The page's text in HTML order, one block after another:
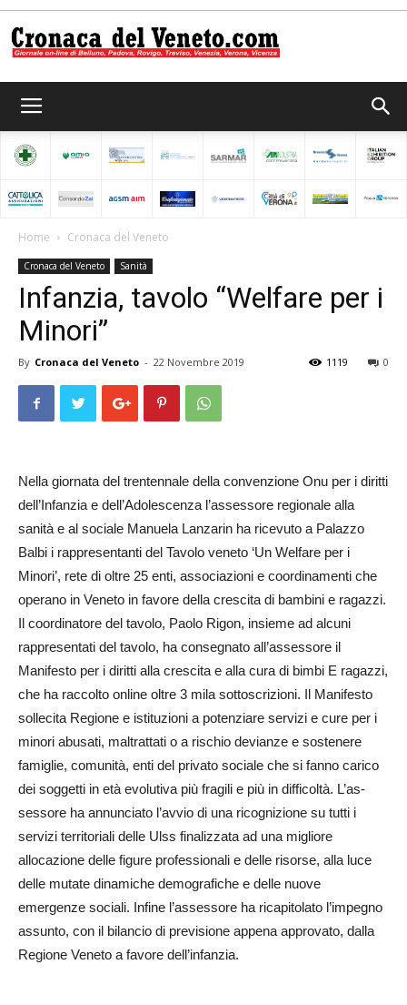
del
Home Cronaca del Veneto
Cronaca del Veneto Sanità
Infanzia, tavolo “Welfare per i
Minori”
By Cronaca del Veneto - 22 Novembre 2019 0
1119
Nella giornata del trentennale della convenzione Onu per i diritti
dell’Infanzia e dell’Adole­scenza l’assessore regionale alla
sanità e al sociale Ma­nuela Lanzarin ha ricevuto a Palazzo
Balbi i rappresentanti del Tavolo veneto ‘Un Welfare per i
Minori’, rete di oltre 25 enti, associazioni e coordinamenti che
operano in Veneto in favore della crescita di bambini e ragazzi.
Il coordinatore del tavolo, Paolo Rigon, insieme ad alcuni
rappresentati del tavolo, ha consegnato all’assessore il
Manifesto per i diritti alla crescita e alla cura di bimbi E ragazzi,
che ha raccolto online oltre 3 mila sottoscrizioni. Il Manifesto
sollecita Regione e istituzioni a potenziare servizi e cure per i
minori abusati, maltrattati o a rischio devianze e sostenere
famiglie, comunità, enti del privato sociale che si fanno carico
dei soggetti in età evolutiva più fragili e più in difficoltà. L’as­
sessore ha annunciato l’avvio di una ricognizione su tutti i
servizi territoriali delle Ulss finalizzata ad una migliore
allocazione delle figure professionali e delle risorse, alla luce
delle mutate dinamiche demografiche e delle nuove
emergenze sociali. Infine l’assessore ha ricapitolato l’impegno
assunto, con il bilancio di previsione appena approvato, dalla
Regione Veneto a favore dell’infanzia.